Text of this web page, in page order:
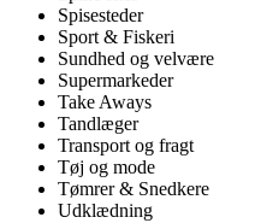
Spisesteder
Sport & Fiskeri
Sundhed og velvære
Supermarkeder
Take Aways
Tandlæger
Transport og fragt
Tøj og mode
Tømrer & Snedkere
Udklædning